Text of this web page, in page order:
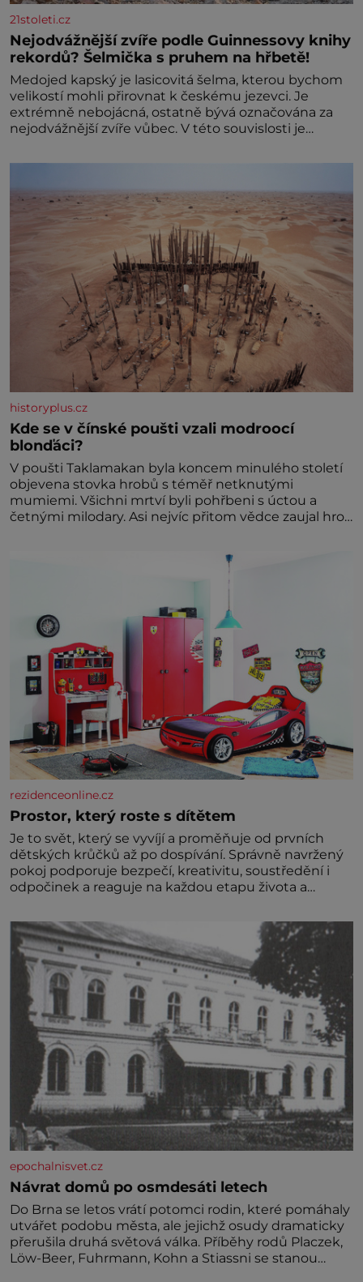
21stoleti.cz
Nejodvážnější zvíře podle Guinnessovy knihy
rekordů? Šelmička s pruhem na hřbetě!
Medojed kapský je lasicovitá šelma, kterou bychom
velikostí mohli přirovnat k českému jezevci. Je
extrémně nebojácná, ostatně bývá označována za
nejodvážnější zvíře vůbec. V této souvislosti je
historyplus.cz
Kde se v čínské poušti vzali modroocí
blonďáci?
V poušti Taklamakan byla koncem minulého století
objevena stovka hrobů s téměř netknutými
mumiemi. Všichni mrtví byli pohřbeni s úctou a
četnými milodary. Asi nejvíc přitom vědce zaujal hrob
dávných lidí nesmírně dobře zachovalá, přičítají
odborníci zdejším klimatickým podmínkám. Sucho,
rezidenceonline.cz
Prostor, který roste s dítětem
Je to svět, který se vyvíjí a proměňuje od prvních
dětských krůčků až po dospívání. Správně navržený
pokoj podporuje bezpečí, kreativitu, soustředění i
odpočinek a reaguje na každou etapu života a
jednoduchost, měkkost a bezpečí, proto by pokoj
miminka měl působit především klidně a útulně.
Předškolní věk je
epochalnisvet.cz
Návrat domů po osmdesáti letech
Do Brna se letos vrátí potomci rodin, které pomáhaly
utvářet podobu města, ale jejichž osudy dramaticky
přerušila druhá světová válka. Příběhy rodů Placzek,
Löw-Beer, Fuhrmann, Kohn a Stiassni se stanou